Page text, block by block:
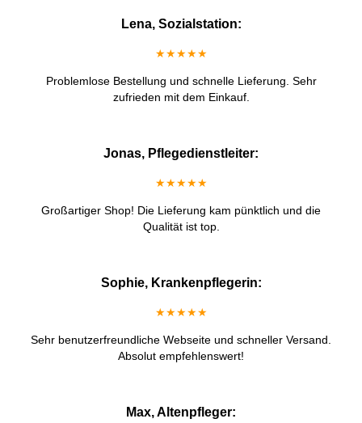
Lena, Sozialstation:
★★★★★
Problemlose Bestellung und schnelle Lieferung. Sehr
zufrieden mit dem Einkauf.
Jonas, Pflegedienstleiter:
★★★★★
Großartiger Shop! Die Lieferung kam pünktlich und die
Qualität ist top.
Sophie, Krankenpflegerin:
★★★★★
Sehr benutzerfreundliche Webseite und schneller Versand.
Absolut empfehlenswert!
Max, Altenpfleger: